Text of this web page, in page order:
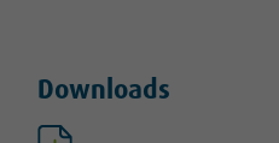
Downloads